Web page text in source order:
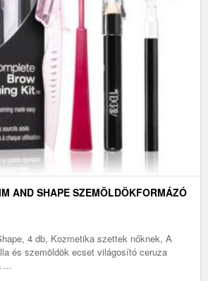
AND SHAPE SZEMÖLDÖKFORMÁZÓ
4 db, Kozmetika szettek nőknek, A
és szemöldök ecset világosító ceruza
...